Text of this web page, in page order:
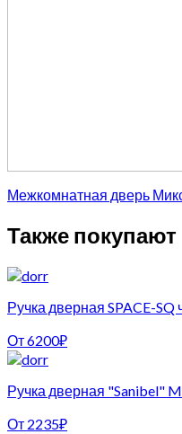
Межкомнатная дверь
Также покупают
Ручка дверная SPACE-SQ
От6200₽
Ручка дверная "Sanibel"
От 2235₽